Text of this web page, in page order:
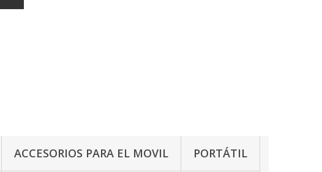
ACCESORIOS PARA EL MOVIL PORTÁTIL